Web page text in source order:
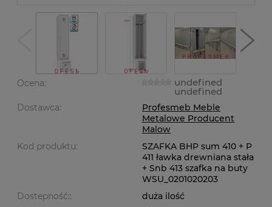
Ocena: undefined
undefined
Dostawca:
Profesmeb Meble
Metalowe Producent
Malow
Kod produktu:
SZAFKA BHP sum 410 + P
411 ławka drewniana stała
+ Snb 413 szafka na buty
WSU_0201020203
Dostepność::
duża ilość